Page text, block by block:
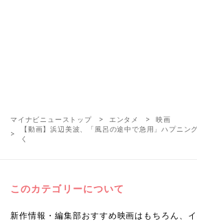
マイナビニューストップ エンタメ
映画
【動画】浜辺美波、「風呂の途中で急用」ハプニン
く
このカテゴリーについて
新作情報・編集部おすすめ映画はもちろん、